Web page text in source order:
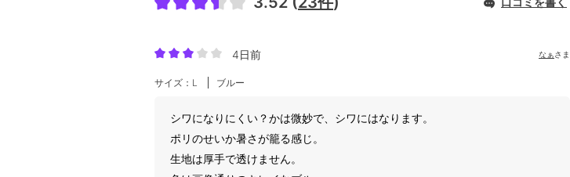
4日前 なぁさま
サイズ：L ブルー
シワになりにくい？かは微妙で、シワにはなります。
ポリのせいか暑さが籠る感じ。
生地は厚手で透けません。